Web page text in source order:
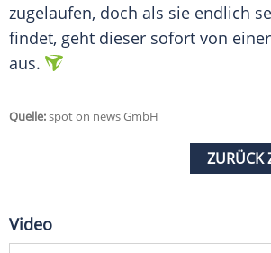
zugelaufen, doch als sie endlich
findet, geht dieser sofort von
aus.
Quelle:spot on news GmbH
ZURÜCK
Video